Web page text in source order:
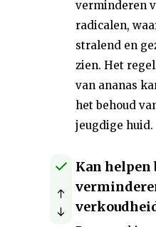
verminderen
radicalen,
stralend en
zien. Het
van ananas
het behoud
jeugdige huid.
Kan helpen